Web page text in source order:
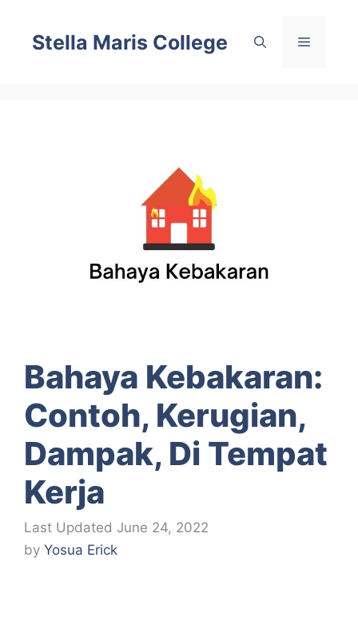
content
Stella Maris College Menu
Bahaya Kebakaran:
Contoh, Kerugian,
Dampak, Di Tempat
Kerja
June 24, 2022
by Yosua Erick